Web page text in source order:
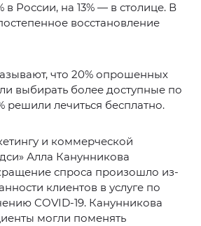
в России, на 13% — в столице. В
восстановление
что 20% опрошенных
выбирать более доступные по
решили лечиться бесплатно.
и коммерческой
Алла Канунникова
спроса произошло из-
клиентов в услуге по
COVID-19. Канунникова
могли поменять